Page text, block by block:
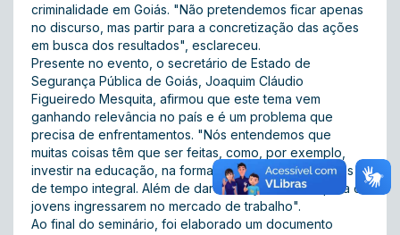
criminalidade em Goiás. "Não pretendemos ficar apenas
no discurso, mas partir para a concretização das ações
em busca dos resultados", esclareceu.
Presente no evento, o secretário de Estado de
Segurança Pública de Goiás, Joaquim Cláudio
Figueiredo Mesquita, afirmou que este tema vem
ganhando relevância no país e é um problema que
precisa de enfrentamentos. "Nós entendemos que
muitas coisas têm que ser feitas, como, por exemplo,
investir na educação, na formação moral e em escolas
de tempo integral. Além de dar formação técnica para os
jovens ingressarem no mercado de trabalho".
Ao final do seminário, foi elaborado um documento